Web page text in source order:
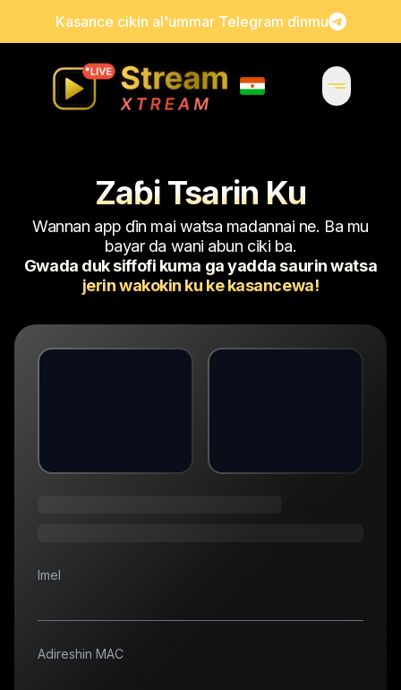
Kasance cikin al'ummar Telegram ɗinmu
Zaɓi Tsarin Ku
Wannan app ɗin mai watsa madannai ne. Ba mu
bayar da wani abun ciki ba.
Gwada duk siffofi kuma ga yadda saurin watsa
jerin wakokin ku ke kasancewa!
Imel
Adireshin MAC